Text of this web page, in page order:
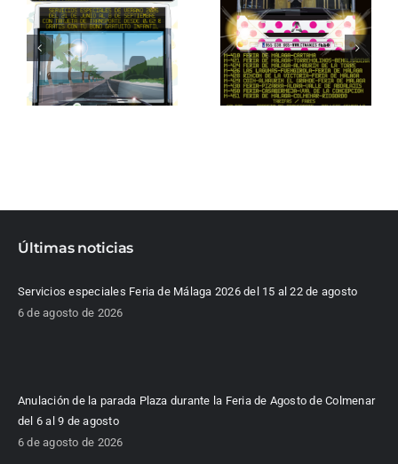
Últimas noticias
Servicios especiales Feria de Málaga 2026 del 15 al 22 de agosto
6 de agosto de 2026
Anulación de la parada Plaza durante la Feria de Agosto de Colmenar
del 6 al 9 de agosto
6 de agosto de 2026